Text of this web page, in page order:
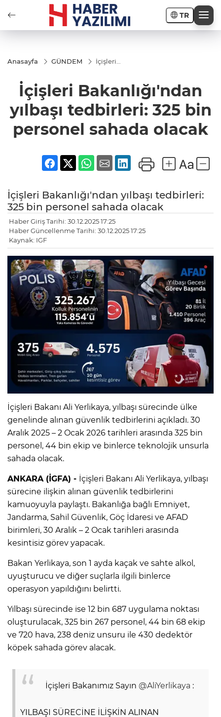
TR
Anasayfa GÜNDEM
İçişleri
tedbirleri: 325
bin personel
sahada olacak
İçişleri Bakanlığı'ndan
yılbaşı tedbirleri: 325 bin
personel sahada olacak
İçişleri Bakanlığı'ndan yılbaşı tedbirleri:
325 bin personel sahada olacak
Haber Giriş Tarihi: 30.12.2025 17:25
Haber Güncellenme Tarihi: 30.12.2025 17:25
Kaynak: IGF
İçişleri Bakanı Ali Yerlikaya, yılbaşı sürecinde ülke
genelinde alınan güvenlik tedbirlerini açıkladı. 30
Aralık 2025 – 2 Ocak 2026 tarihleri arasında 325 bin
personel, 44 bin ekip ve binlerce teknolojik unsurla
sahada olacak.
ANKARA (İGFA) - İçişleri Bakanı Ali Yerlikaya, yılbaşı
sürecine ilişkin alınan güvenlik tedbirlerini
kamuoyuyla paylaştı. Bakanlığa bağlı Emniyet,
Jandarma, Sahil Güvenlik, Göç İdaresi ve AFAD
birimleri, 30 Aralık – 2 Ocak tarihleri arasında
kesintisiz görev yapacak.
Bakan Yerlikaya, son 1 ayda kaçak ve sahte alkol,
uyuşturucu ve diğer suçlarla ilgili binlerce
operasyon yapıldığını belirtti.
Yılbaşı sürecinde ise 12 bin 687 uygulama noktası
oluşturulacak, 325 bin 267 personel, 44 bin 68 ekip
ve 720 hava, 238 deniz unsuru ile 430 dedektör
köpek sahada görev alacak.
İçişleri Bakanımız Sayın @AliYerlikaya :
YILBAŞI SÜRECİNE İLİŞKİN ALINAN